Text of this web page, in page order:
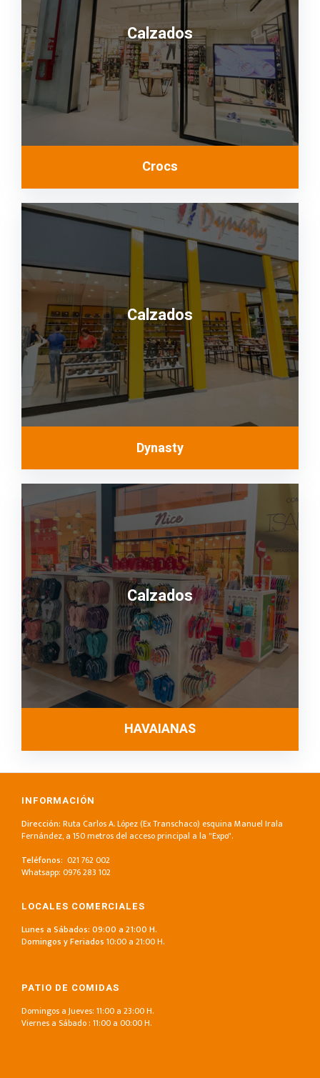
Calzados
Crocs
Calzados
Dynasty
Calzados
HAVAIANAS
INFORMACIÓN
Dirección: Ruta Carlos A. López (Ex Transchaco) esquina Manuel Irala
Fernández, a 150 metros del acceso principal a la "Expo".
Teléfonos: 021 762 002
Whatsapp: 0976 283 102
LOCALES COMERCIALES
Lunes a Sábados: 09:00 a 21:00 H.
Domingos y Feriados 10:00 a 21:00 H.
PATIO DE COMIDAS
Domingos a Jueves: 11:00 a 23:00 H.
Viernes a Sábado : 11:00 a 00:00 H.